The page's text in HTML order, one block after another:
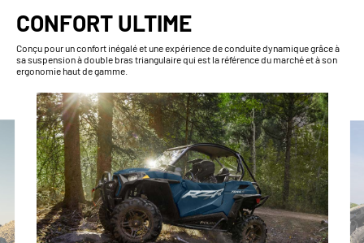
CONFORT ULTIME
Conçu pour un confort inégalé et une expérience de conduite dynamique grâce à
sa suspension à double bras triangulaire qui est la référence du marché et à son
ergonomie haut de gamme.